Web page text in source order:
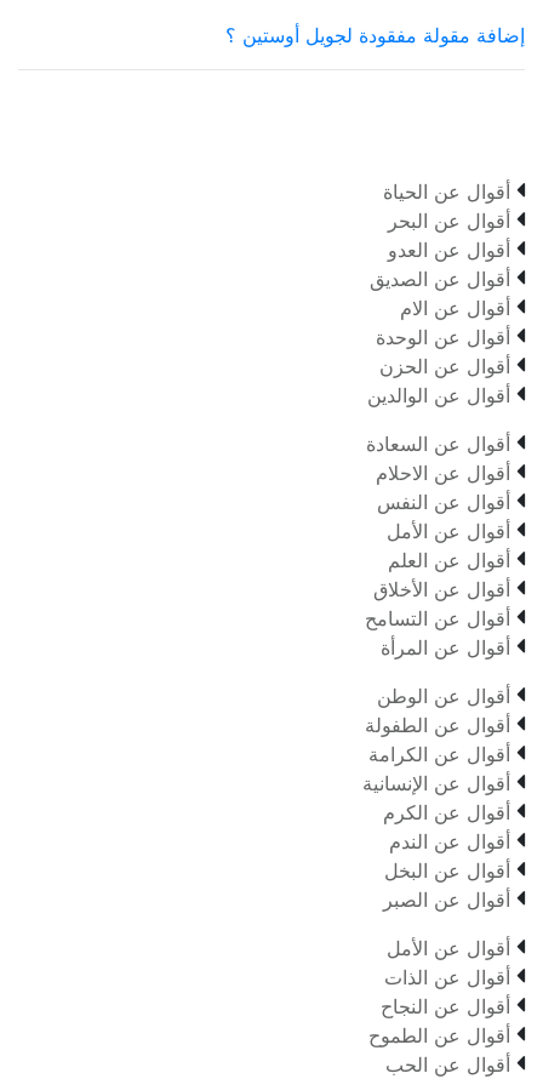
إضافة مقولة مفقودة لجويل أوستين ؟
 أقوال عن الحياة
 أقوال عن البحر
 أقوال عن العدو
 أقوال عن الصديق
 أقوال عن الام
 أقوال عن الوحدة
 أقوال عن الحزن
 أقوال عن الوالدين
 أقوال عن السعادة
 أقوال عن الاحلام
 أقوال عن النفس
 أقوال عن الأمل
 أقوال عن العلم
 أقوال عن الأخلاق
 أقوال عن التسامح
 أقوال عن المرأة
 أقوال عن الوطن
 أقوال عن الطفولة
 أقوال عن الكرامة
 أقوال عن الإنسانية
 أقوال عن الكرم
 أقوال عن الندم
 أقوال عن البخل
 أقوال عن الصبر
 أقوال عن الأمل
 أقوال عن الذات
 أقوال عن النجاح
 أقوال عن الطموح
 أقوال عن الحب